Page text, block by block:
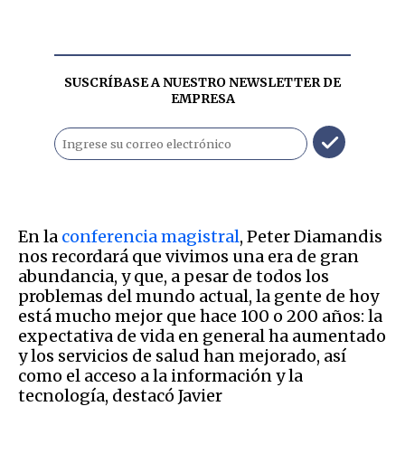
SUSCRÍBASE A NUESTRO NEWSLETTER DE
EMPRESA
En la conferencia magistral, Peter Diamandis
nos recordará que vivimos una era de gran
abundancia, y que, a pesar de todos los
problemas del mundo actual, la gente de hoy
está mucho mejor que hace 100 o 200 años: la
expectativa de vida en general ha aumentado
y los servicios de salud han mejorado, así
como el acceso a la información y la
tecnología, destacó Javier